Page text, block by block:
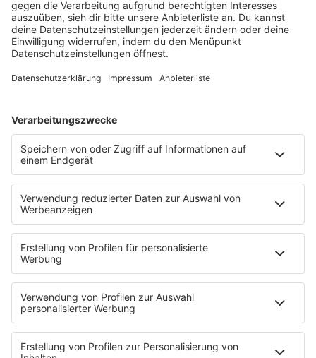
Lagerfeuer
Füße hoch
Schmusekatze
Song Contest
Mädelsabend
Ich hasse Sport
Sonntag Morgen
Strandbar
Putzfimmel
Deutschpop
Deutsche Liebeslieder
PODCASTS
Mit den Waffeln einer Frau
Frühstück bei Barbara
Brave & One
NotAufnahme
"Bewerbung und Karriere"
Aber bitte mit Schlager